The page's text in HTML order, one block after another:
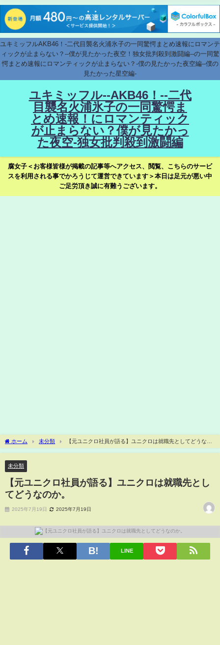
ユキミッフルAKB46！-二代目襲名火浦氷子の一同驚愕まとめ速報にロマンテ
ィックが止まらない？--僕が見たかった夜空！独女批判殺到激闘編--の一同驚
愕まとめ速報にロマンティックが止まらない？-僕の見たかった夜空編--僕の
見たかった星空編-
ユキミッフル--AKB46！--二代
目襲名火浦氷子の一同驚愕ま
とめ速報！にロマンティック
が止まらない？僕が見たかっ
た夜空-独女批判殺到激闘編
腐女子＜お客様皆様が掲載の記事等へアクセス、閲覧、こちらのサービ
スを利用される事でかろうじて運営できています＞本日は足元が悪い中
ご足労頂き誠に有難うございます。
ホーム 未分類
【元ユニクロ社員が語る】ユニクロは就職先としてどうなの
か。
未分類
【元ユニクロ社員が語る】ユニクロは就職先とし
てどうなのか。
2025年7月19日 2025年7月19日
LINE